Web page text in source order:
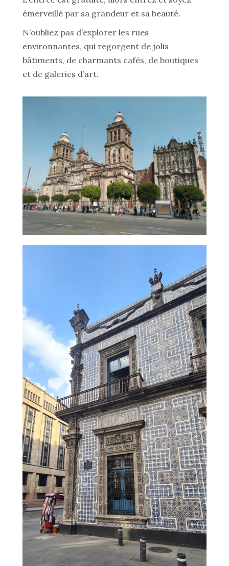
émerveillé par sa grandeur et sa beauté.
N’oubliez pas d’explorer les rues
environnantes, qui regorgent de jolis
bâtiments, de charmants cafés, de boutiques
et de galeries d’art.